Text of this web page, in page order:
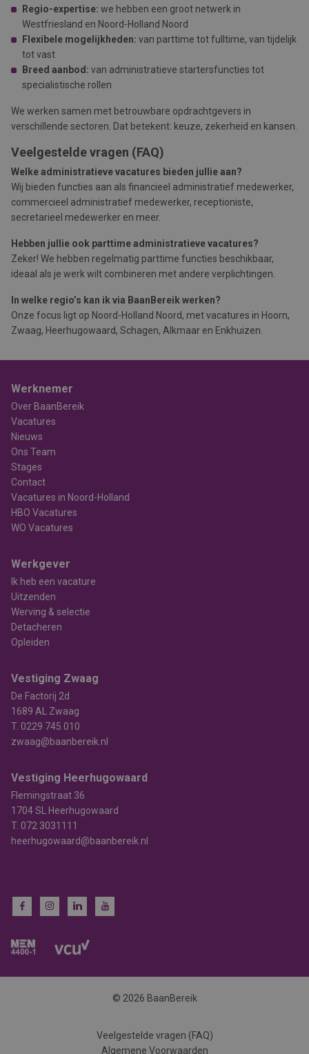
Regio-expertise: we hebben een groot netwerk in
Westfriesland en Noord-Holland Noord
Flexibele mogelijkheden: van parttime tot fulltime, van tijdelijk
tot vast
Breed aanbod: van administratieve startersfuncties tot
specialistische rollen
We werken samen met betrouwbare opdrachtgevers in
verschillende sectoren. Dat betekent: keuze, zekerheid en kansen.
Veelgestelde vragen (FAQ)
Welke administratieve vacatures bieden jullie aan?
Wij bieden functies aan als financieel administratief medewerker,
commercieel administratief medewerker, receptioniste,
secretarieel medewerker en meer.
Hebben jullie ook parttime administratieve vacatures?
Zeker! We hebben regelmatig parttime functies beschikbaar,
ideaal als je werk wilt combineren met andere verplichtingen.
In welke regio’s kan ik via BaanBereik werken?
Onze focus ligt op Noord-Holland Noord, met vacatures in Hoorn,
Zwaag, Heerhugowaard, Schagen, Alkmaar en Enkhuizen.
Werknemer
Over BaanBereik
Vacatures
Nieuws
Ons Team
Stages
Contact
Vacatures in Noord-Holland
HBO Vacatures
WO Vacatures
Werkgever
Ik heb een vacature
Uitzenden
Werving & selectie
Detacheren
Opleiden
Vestiging Zwaag
De Factorij 2d
1689 AL Zwaag
T. 0229 745 010
zwaag@baanbereik.nl
Vestiging Heerhugowaard
Flemingstraat 36
1704 SL Heerhugowaard
T. 072 3031111
heerhugowaard@baanbereik.nl
© 2026 BaanBereik
Veelgestelde vragen (FAQ)
Algemene Voorwaarden